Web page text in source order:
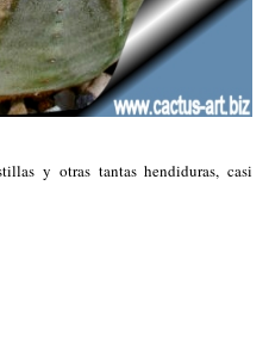
y otras tantas hendiduras, casi